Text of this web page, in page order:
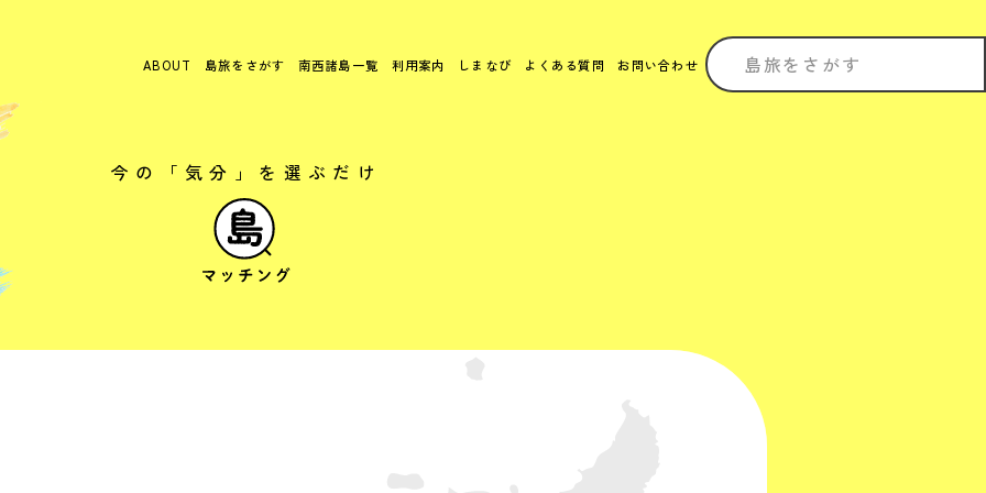
ABOUT 島旅をさがす 南西諸島一覧 利用案内 しまなび よくある質問 お問い合わせ
今の「気分」を選ぶだけ